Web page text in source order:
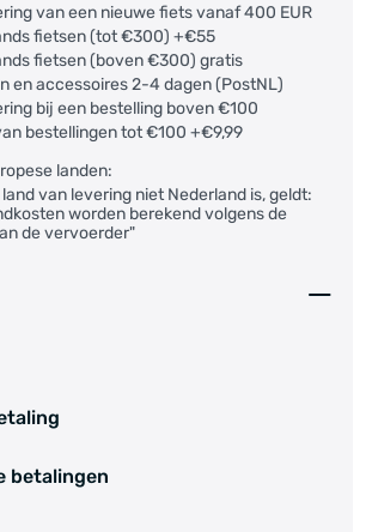
Sorrento
Torino
Venete
Zadar
van een nieuwe fiets vanaf 400 EUR
fietsen (tot €300) +€55
fietsen (boven €300) gratis
en accessoires 2-4 dagen (PostNL)
bij een bestelling boven €100
bestellingen tot €100 +€9,99
landen:
van levering niet Nederland is, geldt:
worden berekend volgens de
de vervoerder"
betalingen